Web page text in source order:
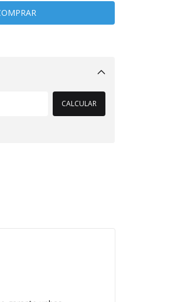
Alterar CEP
CALCULAR